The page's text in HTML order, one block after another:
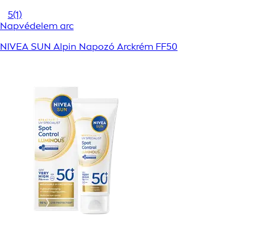
5(1)
Napvédelem arc
NIVEA SUN Alpin Napozó Arckrém FF50